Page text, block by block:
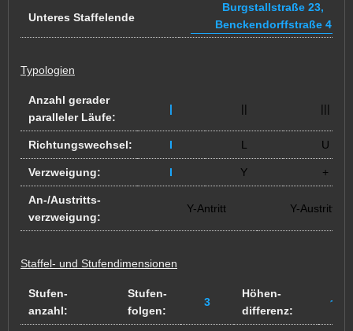
Unteres Staffelende
Burgstallstraße 23,
Benckendorffstraße 4
Typologien
Anzahl gerader
paralleler Läufe:
| || |||
Richtungswechsel: I L U
Verzweigung: I Y +
An-/Austritts-
verzweigung:
Y-Antritt Y-Austritt
Staffel- und Stufendimensionen
Stufen-
anzahl:
Stufen-
folgen:
3
Höhen-
differenz:
~?